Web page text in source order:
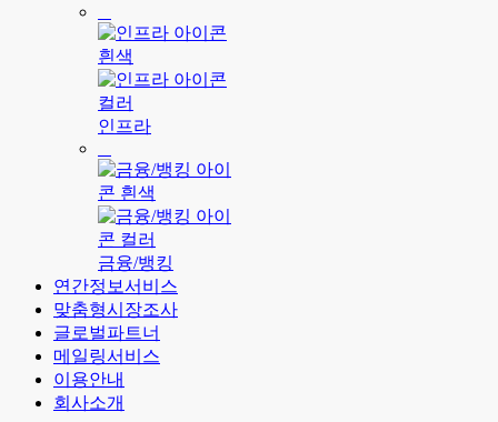
인프라
금융/뱅킹
연간정보서비스
맞춤형시장조사
글로벌파트너
메일링서비스
이용안내
회사소개